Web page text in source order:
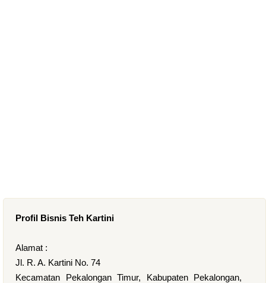
Profil Bisnis Teh Kartini
Alamat :
Jl. R. A. Kartini No. 74
Kecamatan Pekalongan Timur, Kabupaten Pekalongan,